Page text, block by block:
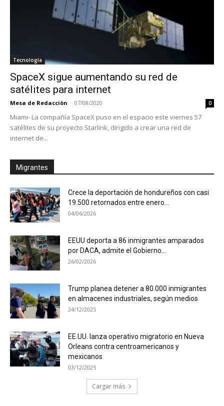
Tecnología
SpaceX sigue aumentando su red de
satélites para internet
Mesa de Redacciòn - 07/08/2020 0
Miami- La compañía SpaceX puso en el espacio este viernes 57
satélites de su proyecto Starlink, dirigido a crear una red de
internet de...
Migrantes
Crece la deportación de hondureños con casi
19.500 retornados entre enero...
04/06/2026
EEUU deporta a 86 inmigrantes amparados
por DACA, admite el Gobierno...
26/02/2026
Trump planea detener a 80.000 inmigrantes
en almacenes industriales, según medios
24/12/2025
EE.UU. lanza operativo migratorio en Nueva
Orleans contra centroamericanos y
mexicanos
03/12/2025
Cargar más